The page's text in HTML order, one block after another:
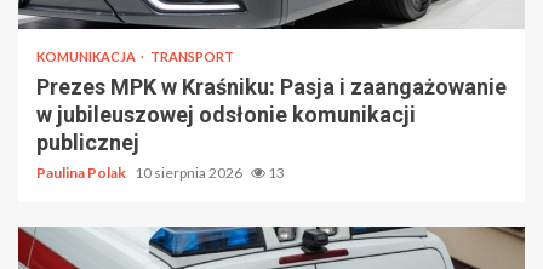
KOMUNIKACJA TRANSPORT
Prezes MPK w Kraśniku: Pasja i zaangażowanie
w jubileuszowej odsłonie komunikacji
publicznej
Paulina Polak 10 sierpnia 2026 13